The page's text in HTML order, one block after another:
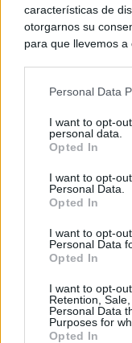
características de
otorgarnos su
para que llevemos
negar su
de su
rechazar tal
cualquier momento
visitando nuestra
Personal Data
I want to opt-
personal data.
Opted In
I want to opt-
Personal Data.
Opted In
I want to opt-
Personal Data
Opted In
I want to opt-
Retention,
Personal Data
Purposes for
Opted In